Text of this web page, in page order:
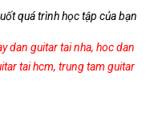
quá trình học tập của bạn
dan guitar tai nha, hoc dan
tai hcm, trung tam guitar